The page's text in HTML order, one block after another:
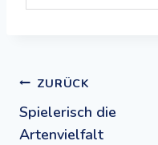
ZURÜCK
Spielerisch die
Artenvielfalt